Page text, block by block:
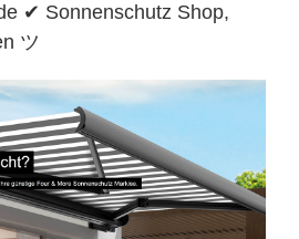
✔ Sonnenschutz Shop,
ツ